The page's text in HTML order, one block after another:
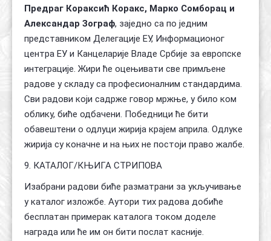
Предраг Кораксић Коракс, Марко Сомборац и
Александар Зограф, заједно са по једним
представником Делегације ЕУ, Информационог
центра ЕУ и Канцеларије Владе Србије за европске
интеграције. Жири ће оцењивати све примљене
радове у складу са професионалним стандардима.
Сви радови који садрже говор мржње, у било ком
облику, биће одбачени. Победници ће бити
обавештени о одлуци жирија крајем априла. Одлуке
жирија су коначне и на њих не постоји право жалбе.
9. КАТАЛОГ/КЊИГА СТРИПОВА
Изабрани радови биће разматрани за укључивање
у каталог изложбе. Аутори тих радова добиће
бесплатан примерак каталога током доделе
награда или ће им он бити послат касније.